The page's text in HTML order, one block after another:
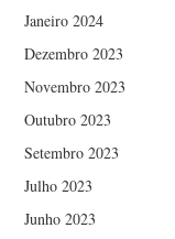
Janeiro 2024
Dezembro 2023
Novembro 2023
Outubro 2023
Setembro 2023
Julho 2023
Junho 2023